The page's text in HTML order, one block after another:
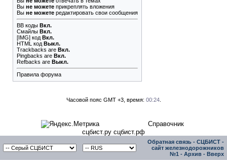
Вы не можете прикреплять вложения
Вы не можете редактировать свои сообщения
BB коды Вкл.
Смайлы Вкл.
[IMG] код Вкл.
HTML код Выкл.
Trackbacks are Вкл.
Pingbacks are Вкл.
Refbacks are Выкл.
Правила форума
Часовой пояс GMT +3, время: 00:24.
Справочник
сцбист.ру сцбист.рф
Обратная связь - СЦБИСТ -
сайт железнодорожников
№1 - Архив - Вверх